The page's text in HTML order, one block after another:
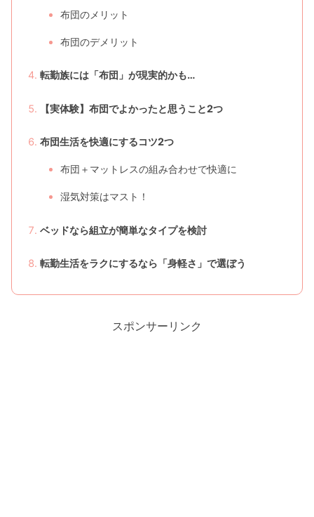
布団のメリット
布団のデメリット
転勤族には「布団」が現実的かも…
【実体験】布団でよかったと思うこと2つ
布団生活を快適にするコツ2つ
布団＋マットレスの組み合わせで快適に
湿気対策はマスト！
ベッドなら組立が簡単なタイプを検討
転勤生活をラクにするなら「身軽さ」で選ぼう
スポンサーリンク